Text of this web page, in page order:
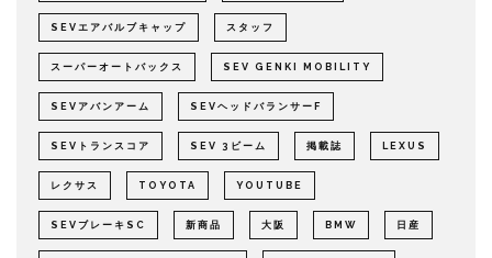
SEVエアバルブキャップ スタッフ
スーパーオートバックス SEV GENKI MOBILITY
SEVアバンアーム SEVヘッドバランサーF
SEVトランスコア SEV 3ビーム 掲載誌 LEXUS
レクサス TOYOTA YOUTUBE
SEVブレーキSC 新商品 大阪 BMW 日産